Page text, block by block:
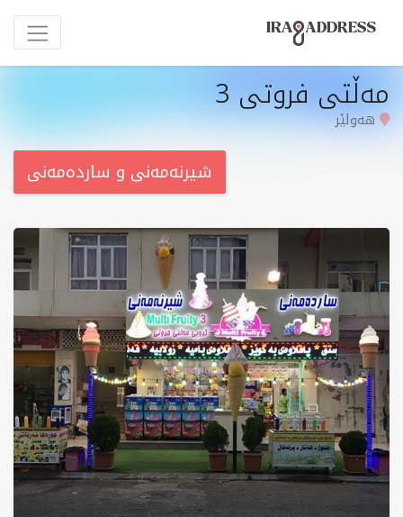
مەڵتی فروتی 3
هەولێر
شیرنەمەنی و ساردەمەنی